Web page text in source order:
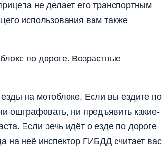
не делает его транспортным
использования вам также
по дороге. Возрастные
на мотоблоке. Если вы ездите по
оштрафовать, ни предъявить какие-
Если речь идёт о езде по дороге
на неё инспектор ГИБДД считает вас